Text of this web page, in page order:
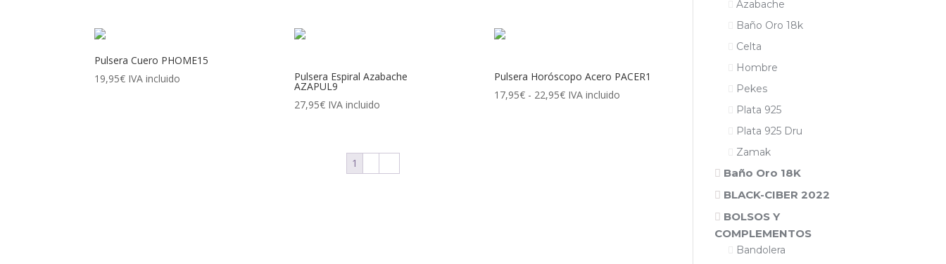
Pulsera Cuero PHOME15
19,95€ IVA incluido Pulsera Espiral Azabache
AZAPUL9
27,95€ IVA incluido
Pulsera Horóscopo Acero PACER1
17,95€ - 22,95€Rango
IVA incluido
1
Azabache
Baño Oro 18k
Celta
Hombre
Pekes
Plata 925
Plata 925 Dru
Zamak
Baño Oro 18K
BLACK-CIBER 2022
BOLSOS Y
COMPLEMENTOS
Bandolera